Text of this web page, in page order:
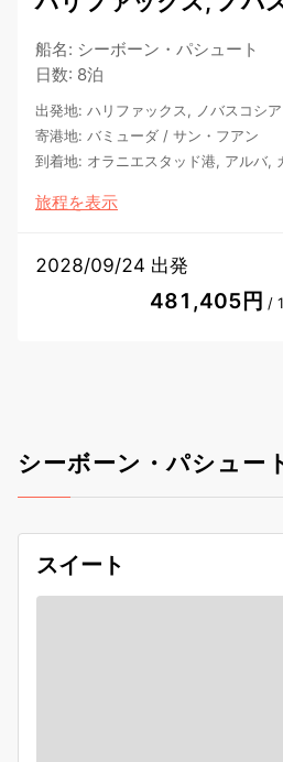
船名: シーボーン・パシュート
日数: 8泊
出発地: ハリファックス, ノバスコシア
寄港地: バミューダ / サン・フアン
到着地: オラニエスタッド港, アルバ,
旅程を表示
2028/09/24 出発
481,405円 /
シーボーン・パシュー
スイート